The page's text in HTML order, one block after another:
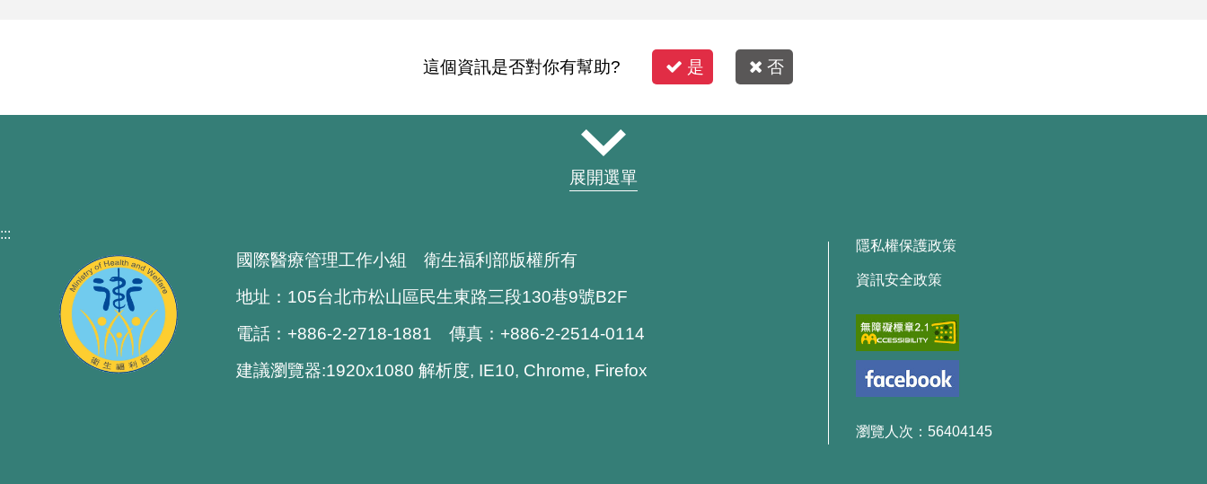
這個資訊是否對你有幫助? 是 否
展開選單
:::
國際醫療管理工作小組 衛生福利部版權所有
地址：105台北市松山區民生東路三段130巷9號B2F
電話：+886-2-2718-1881 傳真：+886-2-2514-0114
建議瀏覽器:1920x1080 解析度, IE10, Chrome, Firefox
隱私權保護政策
資訊安全政策
瀏覽人次：56404145